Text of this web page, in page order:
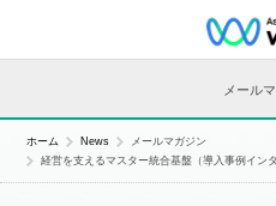
メール
ホーム News
メールマガジン
経営を支えるマスター統合基盤（導入事例イン